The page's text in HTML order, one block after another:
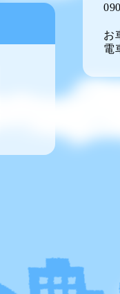
お
電